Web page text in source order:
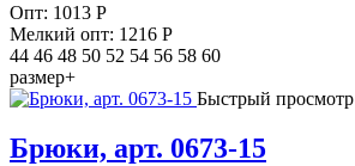
Опт: 1013 Р
Мелкий опт: 1216 Р
44 46 48 50 52 54 56 58 60
размер+
Быстрый просмотр
Брюки, арт. 0673-15